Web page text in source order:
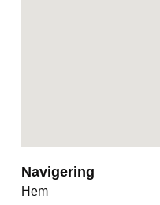
Navigering
Hem